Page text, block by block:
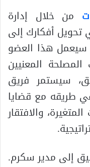
من خلال إدارة
أفكارك إلى
هذا العضو
المعنيين
سيستمر فريق
طريقه مع قضايا
والافتقار
إلى مدير سكرم.